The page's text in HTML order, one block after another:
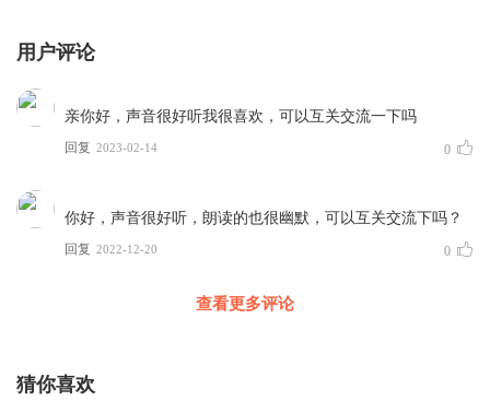
用户评论
亲你好，声音很好听我很喜欢，可以互关交流一下吗
回复 2023-02-14 0
你好，声音很好听，朗读的也很幽默，可以互关交流下吗？
回复 2022-12-20 0
查看更多评论
猜你喜欢